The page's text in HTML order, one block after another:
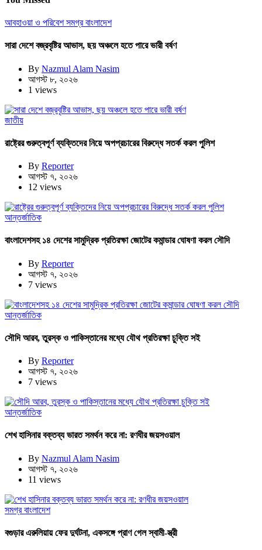
আবহাওয়া ও পরিবেশসমগ্র বাংলাদেশ
সারা দেশে বজ্রবৃষ্টির আভাস, ছয় অঞ্চলে হতে পারে ভারী বর্ষণ
By Nazmul Alam Nasim
আগস্ট ৮, ২০২৬
1 views
জাতীয়
রাষ্ট্রের গুরুত্বপূর্ণ ব্যক্তিদের নিয়ে অপপ্রচারের বিরুদ্ধে সতর্ক করল পুলিশ
By Reporter
আগস্ট ৭, ২০২৬
12 views
আন্তর্জাতিক
বাংলাদেশসহ ১৪ দেশের সামুদ্রিক প্রতিরক্ষা জোটের কমান্ডার ঘোষণা করল সৌদি
By Reporter
আগস্ট ৭, ২০২৬
7 views
আন্তর্জাতিক
সৌদি আরব, তুরস্ক ও পাকিস্তানের মধ্যে যৌথ প্রতিরক্ষা চুক্তি সই
By Reporter
আগস্ট ৭, ২০২৬
7 views
আন্তর্জাতিক
শেখ হাসিনার বক্তব্য ভারত সমর্থন করে না: রণধীর জয়সওয়াল
By Nazmul Alam Nasim
আগস্ট ৭, ২০২৬
11 views
সমগ্র বাংলাদেশ
বগুড়ার এরুলিয়ায় ফের দুর্ঘটনা, একসঙ্গে প্রাণ গেল স্বামী-স্ত্রী